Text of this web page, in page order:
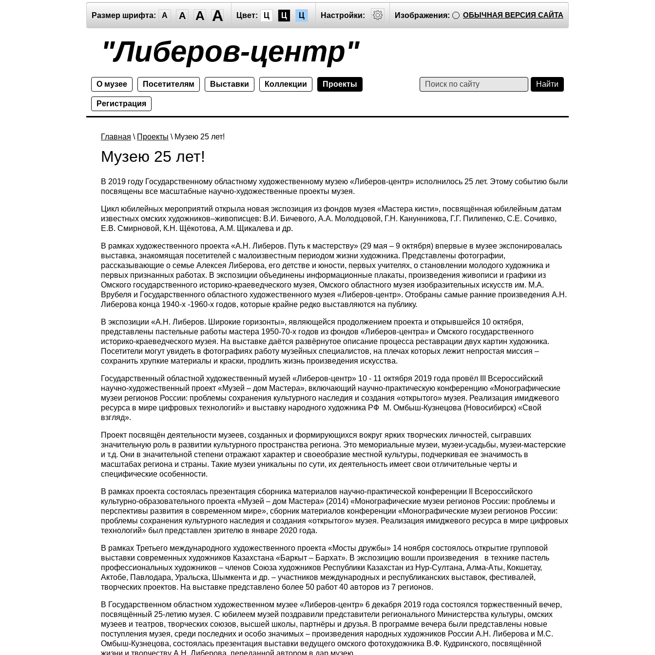
Размер шрифта: A A A A Цвет: Ц Ц Ц Настройки: Изображения: ОБЫЧНАЯ ВЕРСИЯ САЙТА
"Либеров-центр"
О музее Посетителям Выставки Коллекции Проекты
Регистрация
Главная \ Проекты \ Музею 25 лет!
Музею 25 лет!
В 2019 году Государственному областному художественному музею «Либеров-центр» исполнилось 25 лет. Этому событию были
посвящены все масштабные научно-художественные проекты музея.
Цикл юбилейных мероприятий открыла новая экспозиция из фондов музея «Мастера кисти», посвящённая юбилейным датам
известных омских художников–живописцев: В.И. Бичевого, А.А. Молодцовой, Г.Н. Канунникова, Г.Г. Пилипенко, С.Е. Сочивко,
Е.В. Смирновой, К.Н. Щёкотова, А.М. Щикалева и др.
В рамках художественного проекта «А.Н. Либеров. Путь к мастерству» (29 мая – 9 октября) впервые в музее экспонировалась
выставка, знакомящая посетителей с малоизвестным периодом жизни художника. Представлены фотографии,
рассказывающие о семье Алексея Либерова, его детстве и юности, первых учителях, о становлении молодого художника и
первых признанных работах. В экспозиции объединены информационные плакаты, произведения живописи и графики из
Омского государственного историко-краеведческого музея, Омского областного музея изобразительных искусств им. М.А.
Врубеля и Государственного областного художественного музея «Либеров-центр». Отобраны самые ранние произведения А.Н.
Либерова конца 1940-х -1960-х годов, которые крайне редко выставляются на публику.
В экспозиции «А.Н. Либеров. Широкие горизонты», являющейся продолжением проекта и открывшейся 10 октября,
представлены пастельные работы мастера 1950-70-х годов из фондов «Либеров-центра» и Омского государственного
историко-краеведческого музея. На выставке даётся развёрнутое описание процесса реставрации двух картин художника.
Посетители могут увидеть в фотографиях работу музейных специалистов, на плечах которых лежит непростая миссия –
сохранить хрупкие материалы и краски, продлить жизнь произведения искусства.
Государственный областной художественный музей «Либеров-центр» 10 - 11 октября 2019 года провёл III Всероссийский
научно-художественный проект «Музей – дом Мастера», включающий научно-практическую конференцию «Монографические
музеи регионов России: проблемы сохранения культурного наследия и создания «открытого» музея. Реализация имиджевого
ресурса в мире цифровых технологий» и выставку народного художника РФ М. Омбыш-Кузнецова (Новосибирск) «Свой
взгляд».
Проект посвящён деятельности музеев, созданных и формирующихся вокруг ярких творческих личностей, сыгравших
значительную роль в развитии культурного пространства региона. Это мемориальные музеи, музеи-усадьбы, музеи-мастерские
и т.д. Они в значительной степени отражают характер и своеобразие местной культуры, подчеркивая ее значимость в
масштабах региона и страны. Такие музеи уникальны по сути, их деятельность имеет свои отличительные черты и
специфические особенности.
В рамках проекта состоялась презентация сборника материалов научно-практической конференции II Всероссийского
культурно-образовательного проекта «Музей – дом Мастера» (2014) «Монографические музеи регионов России: проблемы и
перспективы развития в современном мире», сборник материалов конференции «Монографические музеи регионов России:
проблемы сохранения культурного наследия и создания «открытого» музея. Реализация имиджевого ресурса в мире цифровых
технологий» был представлен зрителю в январе 2020 года.
В рамках Третьего международного художественного проекта «Мосты дружбы» 14 ноября состоялось открытие групповой
выставки современных художников Казахстана «Баркыт – Бархат». В экспозицию вошли произведения в технике пастель
профессиональных художников – членов Союза художников Республики Казахстан из Нур-Султана, Алма-Аты, Кокшетау,
Актобе, Павлодара, Уральска, Шымкента и др. – участников международных и республиканских выставок, фестивалей,
творческих проектов. На выставке представлено более 50 работ 40 авторов из 7 регионов.
В Государственном областном художественном музее «Либеров-центр» 6 декабря 2019 года состоялся торжественный вечер,
посвящённый 25-летию музея. С юбилеем музей поздравили представители регионального Министерства культуры, омских
музеев и театров, творческих союзов, высшей школы, партнёры и друзья. В программе вечера были представлены новые
поступления музея, среди последних и особо значимых – произведения народных художников России А.Н. Либерова и М.С.
Омбыш-Кузнецова, состоялась презентация выставки ведущего омского фотохудожника В.Ф. Кудринского, посвящённой
жизни и творчеству А.Н. Либерова, переданной автором в дар музею.